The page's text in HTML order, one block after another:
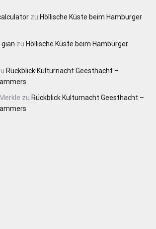
zu Höllische Küste beim Hamburger
zu Höllische Küste beim Hamburger
Rückblick Kulturnacht Geesthacht –
zu Rückblick Kulturnacht Geesthacht –